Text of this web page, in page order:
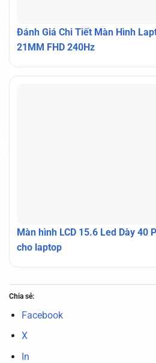
Đánh Giá Chi Tiết Màn Hình
21MM FHD 240Hz
Màn hình LCD 15.6 Led Dày 40
cho laptop
Chia sẻ:
Facebook
X
In